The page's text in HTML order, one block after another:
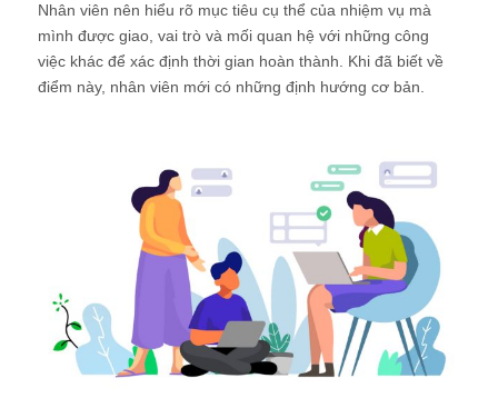
Nhân viên nên hiểu rõ mục tiêu cụ thể của nhiệm vụ mà
mình được giao, vai trò và mối quan hệ với những công
việc khác để xác định thời gian hoàn thành. Khi đã biết về
điểm này, nhân viên mới có những định hướng cơ bản.